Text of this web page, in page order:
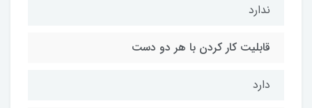
ندارد
قابلیت کار کردن با هر دو دست
دارد